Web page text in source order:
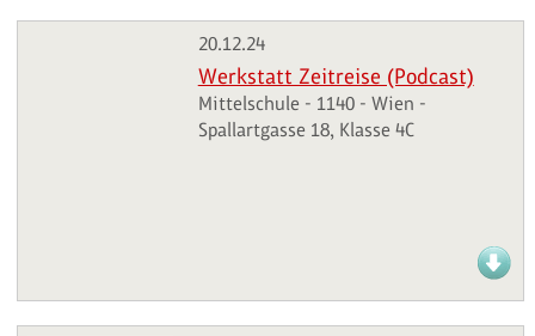
20.12.24
Werkstatt Zeitreise (Podcast)
Mittelschule - 1140 - Wien -
Spallartgasse 18, Klasse 4C